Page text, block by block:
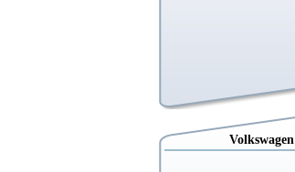
Volkswagen